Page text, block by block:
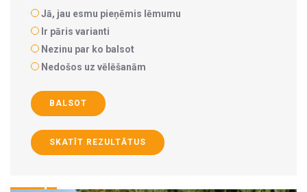
Jā, jau esmu pieņēmis lēmumu
Ir pāris varianti
Nezinu par ko balsot
Nedošos uz vēlēšanām
BALSOT
SKATĪT REZULTĀTUS